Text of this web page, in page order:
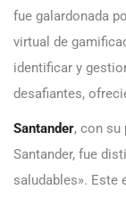
fue galardonada
virtual de
identificar y
desafiantes,
Santander, con su
Santander, fue
saludables». Este